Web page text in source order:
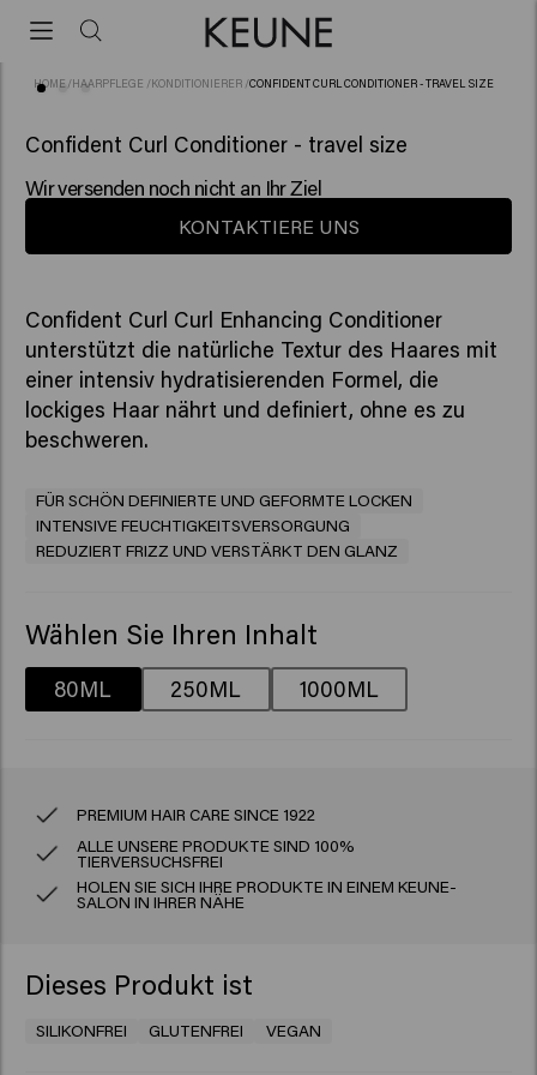
HOME /HAARPFLEGE /KONDITIONIERER /CONFIDENT CURL CONDITIONER - TRAVEL SIZE
Confident Curl Conditioner - travel size
Wir versenden noch nicht an Ihr Ziel
KONTAKTIERE UNS
Confident Curl Curl Enhancing Conditioner
unterstützt die natürliche Textur des Haares mit
einer intensiv hydratisierenden Formel, die
lockiges Haar nährt und definiert, ohne es zu
beschweren.
FÜR SCHÖN DEFINIERTE UND GEFORMTE LOCKEN
INTENSIVE FEUCHTIGKEITSVERSORGUNG
REDUZIERT FRIZZ UND VERSTÄRKT DEN GLANZ
Wählen Sie Ihren Inhalt
80ML 250ML 1000ML
PREMIUM HAIR CARE SINCE 1922
ALLE UNSERE PRODUKTE SIND 100%
TIERVERSUCHSFREI
HOLEN SIE SICH IHRE PRODUKTE IN EINEM KEUNE-
SALON IN IHRER NÄHE
Dieses Produkt ist
SILIKONFREI GLUTENFREI VEGAN